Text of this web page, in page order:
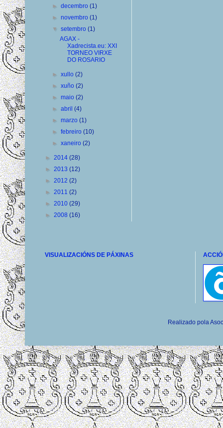
►decembro(1)
►novembro(1)
▼setembro(1)
AGAX -
Xadrecista.eu: XXI
TORNEO VIRXE
DO ROSARIO
►xullo(2)
►xuño(2)
►maio(2)
►abril(4)
►marzo(1)
►febreiro(10)
►xaneiro(2)
► 2014 (28)
► 2013 (12)
► 2012 (2)
► 2011 (2)
► 2010 (29)
► 2008 (16)
VISUALIZACIÓNS DE PÁXINAS
Realizado pola